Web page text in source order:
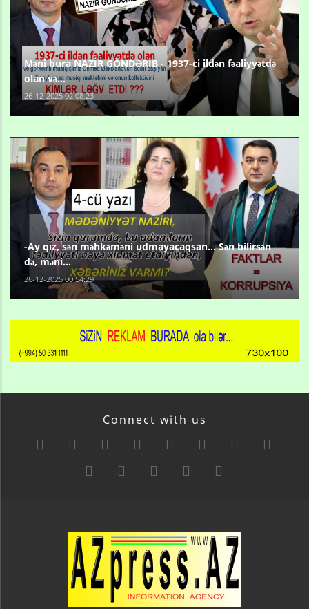
Məni bura NAZİR GÖNDƏRİB - 1937-ci ildən fəaliyyətdə
olan və...
26-12-2025 02:08:23
-Ay qız, sən məhkəməni udmayacaqsan... Sən bilirsən
də, məni...
26-12-2025 00:54:29
Connect with us